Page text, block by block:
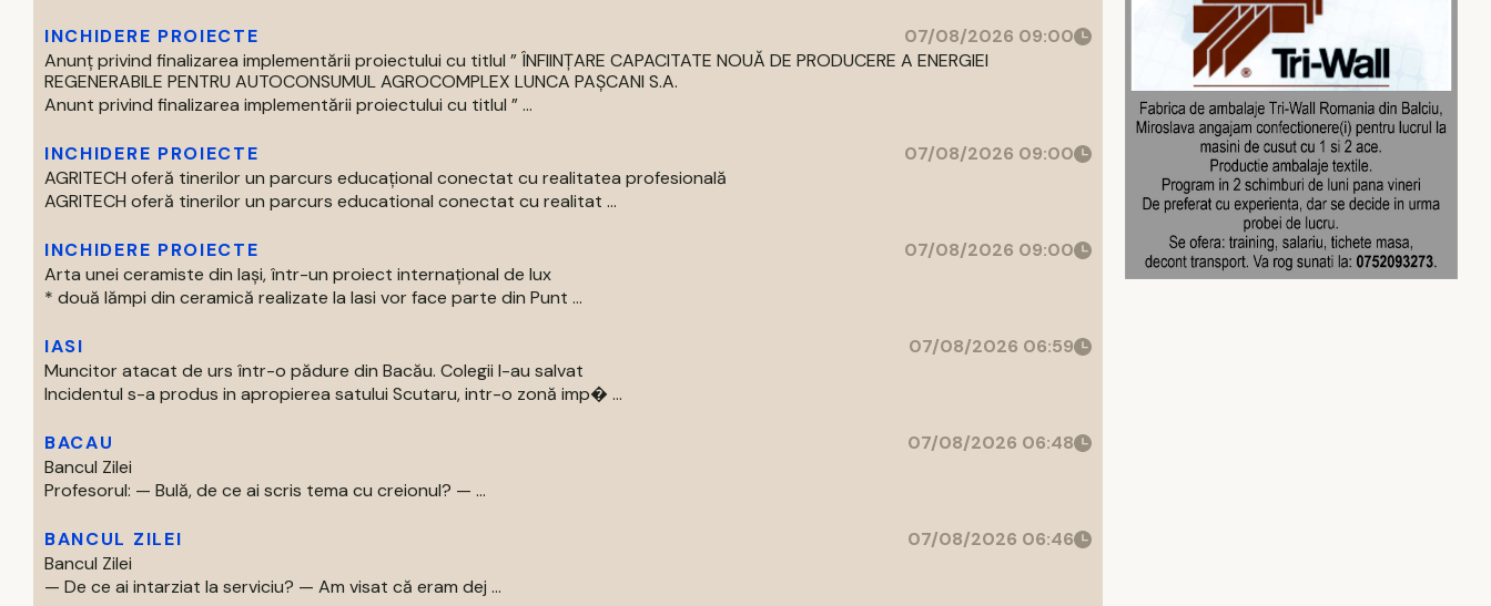
INCHIDERE PROIECTE
07/08/2026 09:00
Anunț privind finalizarea implementării proiectului cu titlul ” ÎNFIINȚARE CAPACITATE NOUĂ DE PRODUCERE A ENERGIEI
REGENERABILE PENTRU AUTOCONSUMUL AGROCOMPLEX LUNCA PAȘCANI S.A.
Anunt privind finalizarea implementării proiectului cu titlul ” ...
INCHIDERE PROIECTE
07/08/2026 09:00
AGRITECH oferă tinerilor un parcurs educațional conectat cu realitatea profesională
AGRITECH oferă tinerilor un parcurs educational conectat cu realitat ...
INCHIDERE PROIECTE
07/08/2026 09:00
Arta unei ceramiste din Iași, într-un proiect internațional de lux
* două lămpi din ceramică realizate la Iasi vor face parte din Punt ...
IASI
07/08/2026 06:59
Muncitor atacat de urs într-o pădure din Bacău. Colegii l-au salvat
Incidentul s-a produs in apropierea satului Scutaru, intr-o zonă imp� ...
BACAU
07/08/2026 06:48
Bancul Zilei
Profesorul: — Bulă, de ce ai scris tema cu creionul? — ...
BANCUL ZILEI
07/08/2026 06:46
Bancul Zilei
— De ce ai intarziat la serviciu? — Am visat că eram dej ...